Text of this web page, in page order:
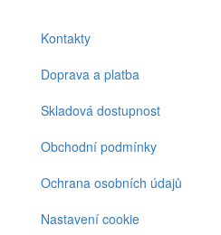
Footer
menu
Kontakty
Doprava a platba
Skladová dostupnost
Obchodní podmínky
Ochrana osobních údajů
Nastavení cookie